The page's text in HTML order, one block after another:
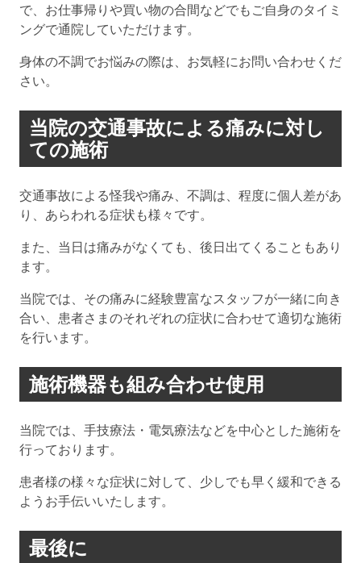
で、お仕事帰りや買い物の合間などでもご自身のタイミ
ングで通院していただけます。
身体の不調でお悩みの際は、お気軽にお問い合わせくだ
さい。
当院の交通事故による痛みに対し
ての施術
交通事故による怪我や痛み、不調は、程度に個人差があ
り、あらわれる症状も様々です。
また、当日は痛みがなくても、後日出てくることもあり
ます。
当院では、その痛みに経験豊富なスタッフが一緒に向き
合い、患者さまのそれぞれの症状に合わせて適切な施術
を行います。
施術機器も組み合わせ使用
当院では、手技療法・電気療法などを中心とした施術を
行っております。
患者様の様々な症状に対して、少しでも早く緩和できる
ようお手伝いいたします。
最後に